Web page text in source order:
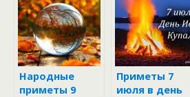
Народные
приметы 9
Приметы 7
июля в день